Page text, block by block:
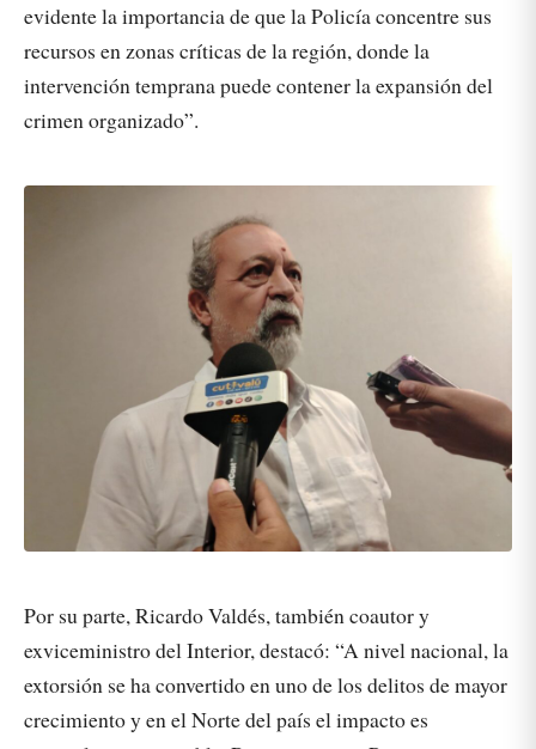
evidente la importancia de que la Policía concentre sus
recursos en zonas críticas de la región, donde la
intervención temprana puede contener la expansión del
crimen organizado”.
Por su parte, Ricardo Valdés, también coautor y
exviceministro del Interior, destacó: “A nivel nacional, la
extorsión se ha convertido en uno de los delitos de mayor
crecimiento y en el Norte del país el impacto es